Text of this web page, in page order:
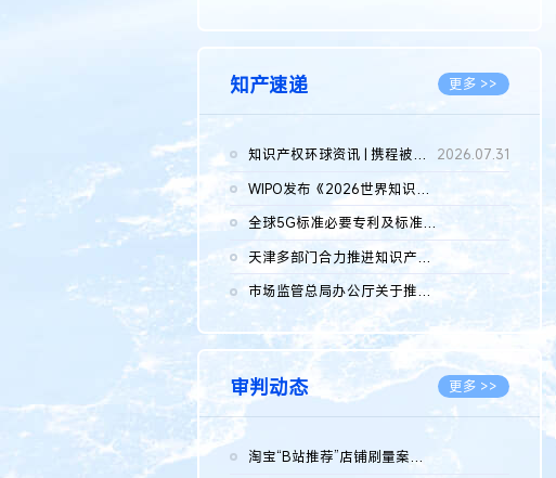
知产速递 更多 >>
知识产权环球资讯 | 携程被市监总局罚51.79亿；瑞幸泰国商标案上...
2026.07.31
WIPO发布《2026世界知识产权报告》 含报告全文
全球5G标准必要专利及标准提案研究报告（2026年）全文发布
天津多部门合力推进知识产权保护工作
2026.08.05
市场监管总局办公厅关于推广第一批全国商业秘密保护创新试点典型...
2026.08.05
审判动态 更多 >>
淘宝“B站推荐”店铺刷量案维持原判，两被告连带赔偿150万元